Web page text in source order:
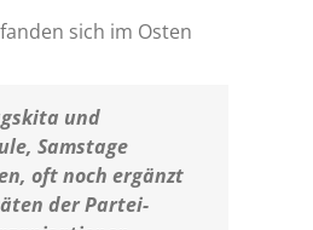
sich im Osten
und
Samstage
oft noch ergänzt
der Partei-